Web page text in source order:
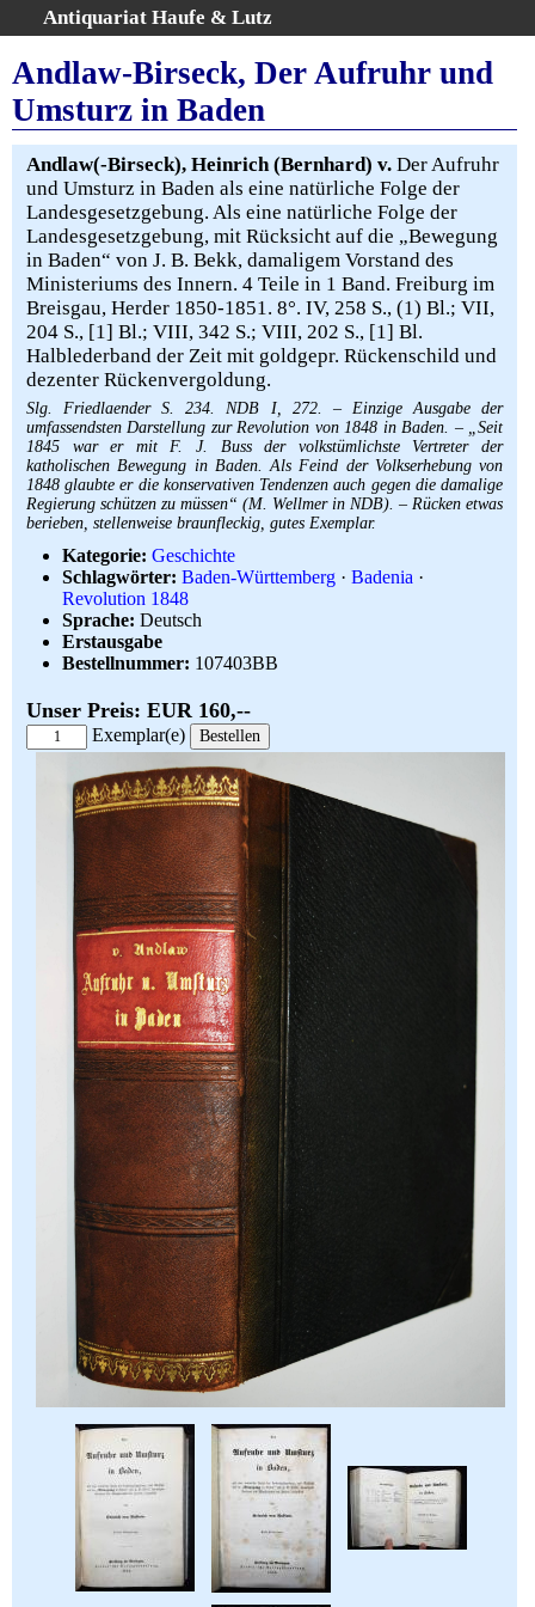
Antiquariat Haufe & Lutz
Home
Gesamtbestand
Erweiterte Suche
Kategorien
Schlagwörter
Warenkorb
AGB
Widerruf
Über uns
Aktuelle Kataloge
Kontakt
Ankauf
Links
Impressum
Andlaw-Birseck, Der Aufruhr und
Umsturz in Baden
Andlaw(-Birseck), Heinrich (Bernhard) v. Der Aufruhr
und Umsturz in Baden als eine natürliche Folge der
Landesgesetzgebung. Als eine natürliche Folge der
Landesgesetzgebung, mit Rücksicht auf die „Bewegung
in Baden“ von J. B. Bekk, damaligem Vorstand des
Ministeriums des Innern. 4 Teile in 1 Band. Freiburg im
Breisgau, Herder 1850-1851. 8°. IV, 258 S., (1) Bl.; VII,
204 S., [1] Bl.; VIII, 342 S.; VIII, 202 S., [1] Bl.
Halblederband der Zeit mit goldgepr. Rückenschild und
dezenter Rückenvergoldung.
Slg. Friedlaender S. 234. NDB I, 272. – Einzige Ausgabe der
umfassendsten Darstellung zur Revolution von 1848 in Baden. – „Seit
1845 war er mit F. J. Buss der volkstümlichste Vertreter der
katholischen Bewegung in Baden. Als Feind der Volkserhebung von
1848 glaubte er die konservativen Tendenzen auch gegen die damalige
Regierung schützen zu müssen“ (M. Wellmer in NDB). – Rücken etwas
berieben, stellenweise braunfleckig, gutes Exemplar.
Kategorie: Geschichte
Schlagwörter: Baden-Württemberg · Badenia ·
Revolution 1848
Sprache: Deutsch
Erstausgabe
Bestellnummer: 107403BB
Unser Preis: EUR 160,--
Exemplar(e)